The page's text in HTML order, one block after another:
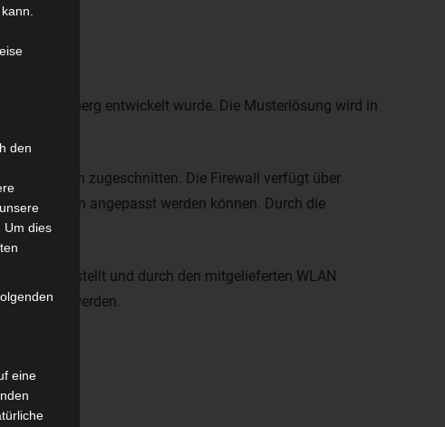
Württemberg entwickelt wurde. Die Musterlösung wird in
zugeschnitten. Die Firewall verfügt über
angepasst werden können. Durch die
gestellt und durch den mitgelieferten WLAN
werden.
den
Um dies
eine